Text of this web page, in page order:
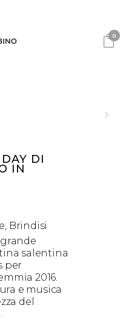
0
DI
IN
Brindisi
salentina
per
2016.
e musica
del